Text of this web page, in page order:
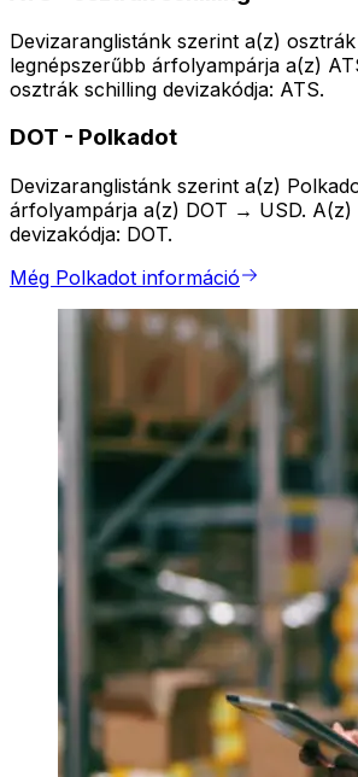
Devizaranglistánk szerint a(z)
legnépszerűbb árfolyampárja a(z)
osztrák schilling devizakódja: ATS.
DOT - Polkadot
Devizaranglistánk szerint a(z)
árfolyampárja a(z) DOT → USD. A(z)
devizakódja: DOT.
Még Polkadot információ